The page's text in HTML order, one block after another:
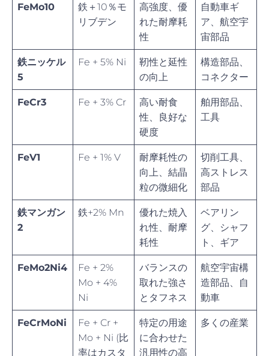
FeMo10
鉄＋10％モ
リブデン
高強度、優
れた耐摩耗
性
自動車ギ
ア、航空宇
宙部品
鉄ニッケル
5
Fe + 5% Ni
靭性と延性
の向上
構造部品、
コネクター
FeCr3 Fe + 3% Cr
高い耐食
性、良好な
硬度
舶用部品、
工具
FeV1 Fe + 1% V
耐摩耗性の
向上、結晶
粒の微細化
切削工具、
高ストレス
部品
鉄マンガン
2
鉄+2% Mn
優れた焼入
れ性、耐摩
耗性
ベアリン
グ、シャフ
ト、ギア
FeMo2Ni4
Fe + 2%
Mo + 4%
Ni
バランスの
取れた強さ
とタフネス
航空宇宙構
造部品、自
動車
FeCrMoNi
Fe + Cr +
Mo + Ni (比
率はカスタ
特定の用途
に合わせた
汎用性の高
多くの産業